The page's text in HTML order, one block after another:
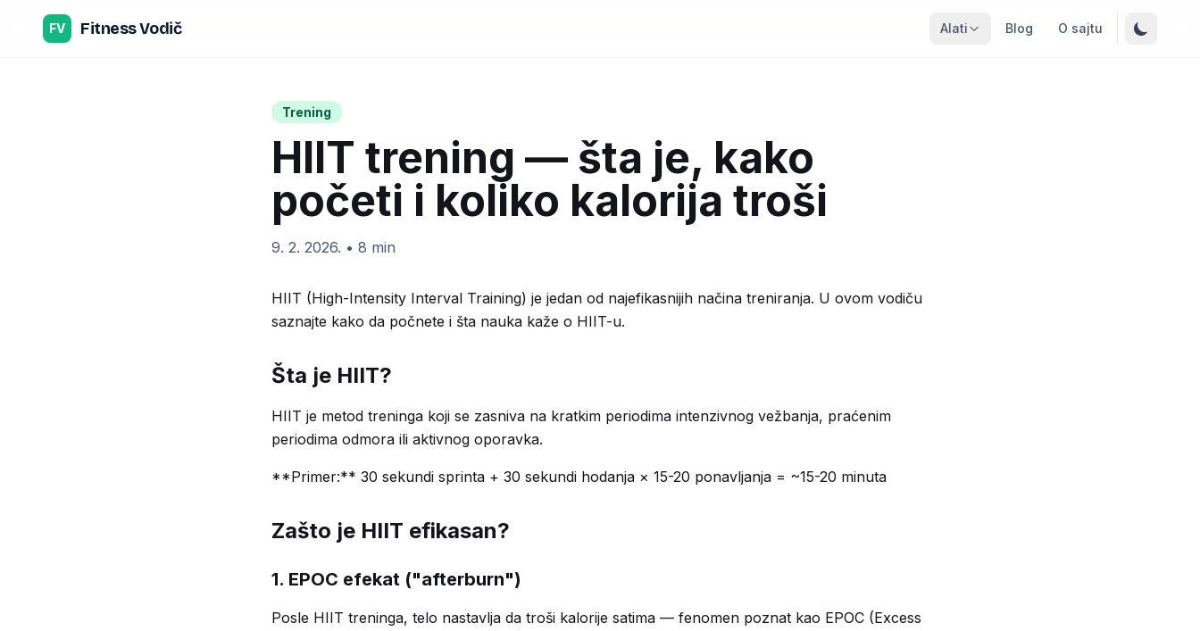
Preskoči na sadržaj
FV Fitness Vodič Alati Blog O sajtu
Trening
HIIT trening — šta je, kako
početi i koliko kalorija troši
9. 2. 2026. • 8 min
HIIT (High-Intensity Interval Training) je jedan od najefikasnijih načina treniranja. U ovom vodiču
saznajte kako da počnete i šta nauka kaže o HIIT-u.
Šta je HIIT?
HIIT je metod treninga koji se zasniva na kratkim periodima intenzivnog vežbanja, praćenim
periodima odmora ili aktivnog oporavka.
**Primer:** 30 sekundi sprinta + 30 sekundi hodanja × 15-20 ponavljanja = ~15-20 minuta
Zašto je HIIT efikasan?
1. EPOC efekat ("afterburn")
Posle HIIT treninga, telo nastavlja da troši kalorije satima — fenomen poznat kao EPOC (Excess